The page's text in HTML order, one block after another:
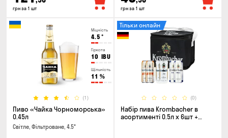
грн за 1 шт грн за 1 шт
Міцність
4.5 °
Гіркота
10 IBU
Щільність
11 %
(1)
Пиво «Чайка Чорноморська»
0.45л
Світле, Фільтроване, 4.5°
(0)
Тільки онлайн
Набір пива Krombacher в
асортименті 0.5л х 6шт +